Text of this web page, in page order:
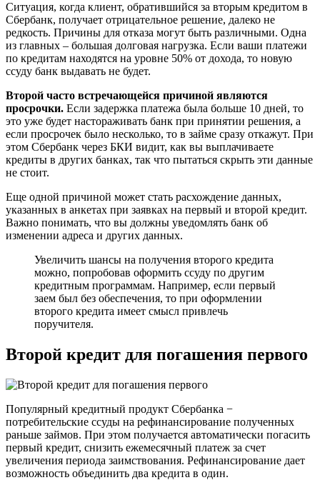
Ситуация, когда клиент, обратившийся за вторым кредитом в
Сбербанк, получает отрицательное решение, далеко не
редкость. Причины для отказа могут быть различными. Одна
из главных – большая долговая нагрузка. Если ваши платежи
по кредитам находятся на уровне 50% от дохода, то новую
ссуду банк выдавать не будет.
Второй часто встречающейся причиной являются
просрочки. Если задержка платежа была больше 10 дней, то
это уже будет настораживать банк при принятии решения, а
если просрочек было несколько, то в займе сразу откажут. При
этом Сбербанк через БКИ видит, как вы выплачиваете
кредиты в других банках, так что пытаться скрыть эти данные
не стоит.
Еще одной причиной может стать расхождение данных,
указанных в анкетах при заявках на первый и второй кредит.
Важно понимать, что вы должны уведомлять банк об
изменении адреса и других данных.
Увеличить шансы на получения второго кредита
можно, попробовав оформить ссуду по другим
кредитным программам. Например, если первый
заем был без обеспечения, то при оформлении
второго кредита имеет смысл привлечь
поручителя.
Второй кредит для погашения первого
Популярный кредитный продукт Сбербанка −
потребительские ссуды на рефинансирование полученных
раньше займов. При этом получается автоматически погасить
первый кредит, снизить ежемесячный платеж за счет
увеличения периода заимствования. Рефинансирование дает
возможность объединить два кредита в один.